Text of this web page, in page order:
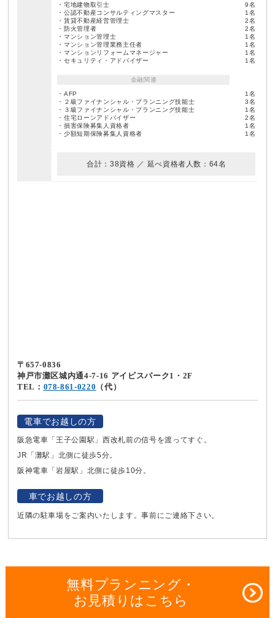
・宅地建物取引士
9名
・公認不動産コンサルティングマスター
1名
・賃貸不動産経営管理士
2名
・防火管理者
2名
・マンション管理士
1名
・マンション管理業務主任者
1名
・マンションリフォームマネージャー
1名
・セキュリティ・アドバイザー
1名
金融関連
・AFP
1名
・２級ファイナンシャル・プランニング技能士
3名
・３級ファイナンシャル・プランニング技能士
1名
・住宅ローンアドバイザー
2名
・損害保険募集人資格者
1名
・少額短期保険募集人資格者
1名
合計：38資格 ／ 延べ資格者人数：64名
〒657-0836
神戸市灘区城内通4-7-16 アイビスパーク1・2F
TEL： 078-861-0220 （代）
電車でお越しの方
阪急電車「王子公園駅」西改札前の信号を渡ってすぐ。
JR「灘駅」北側に徒歩5分。
阪神電車「岩屋駅」北側に徒歩10分。
車でお越しの方
近隣の駐車場をご案内いたします。事前にご連絡下さい。
無料プランニング・
お見積りはこちら